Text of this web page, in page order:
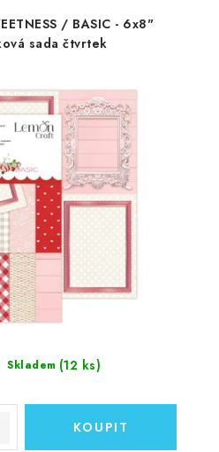
/ BASIC - 6x8"
sada čtvrtek
Skladem (12 ks)